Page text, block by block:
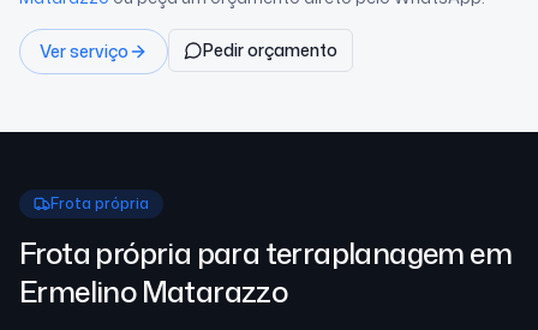
Ver serviço Pedir orçamento
Frota própria
Frota própria para terraplanagemem
Ermelino Matarazzo